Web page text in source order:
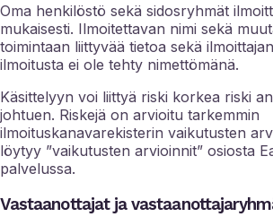
Oma henkilöstö sekä sidosryhmät
mukaisesti. Ilmoitettavan nimi sekä
toimintaan liittyvää tietoa sekä
ilmoitusta ei ole tehty nimettömänä.
Käsittelyyn voi liittyä riski korkea riski
johtuen. Riskejä on arvioitu tarkemmin
ilmoituskanavarekisterin vaikutusten
löytyy ”vaikutusten arvioinnit” osiosta
palvelussa.
Vastaanottajat ja